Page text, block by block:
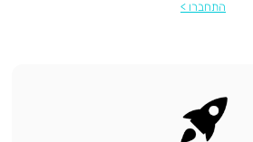
התחברו